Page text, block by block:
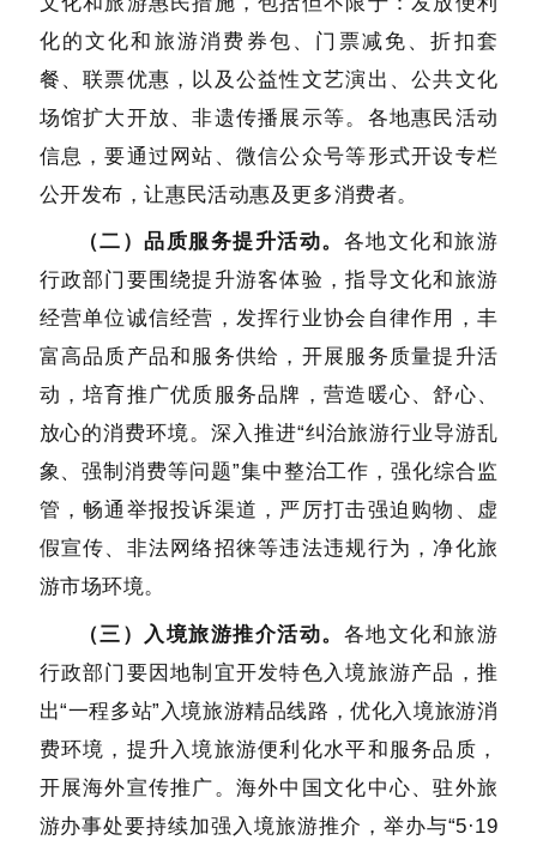
化的文化和旅游消费券包、门票减免、折扣套
餐、联票优惠，以及公益性文艺演出、公共文化
场馆扩大开放、非遗传播展示等。各地惠民活动
信息，要通过网站、微信公众号等形式开设专栏
公开发布，让惠民活动惠及更多消费者。
（二）品质服务提升活动。 各地文化和旅游
行政部门要围绕提升游客体验，指导文化和旅游
经营单位诚信经营，发挥行业协会自律作用，丰
富高品质产品和服务供给，开展服务质量提升活
动，培育推广优质服务品牌，营造暖心、舒心、
放心的消费环境。深入推进“纠治旅游行业导游乱
象、强制消费等问题”集中整治工作，强化综合监
管，畅通举报投诉渠道，严厉打击强迫购物、虚
假宣传、非法网络招徕等违法违规行为，净化旅
游市场环境。
（三）入境旅游推介活动。 各地文化和旅游
行政部门要因地制宜开发特色入境旅游产品，推
出“一程多站”入境旅游精品线路，优化入境旅游消
费环境，提升入境旅游便利化水平和服务品质，
开展海外宣传推广。海外中国文化中心、驻外旅
游办事处要持续加强入境旅游推介，举办与“5·19